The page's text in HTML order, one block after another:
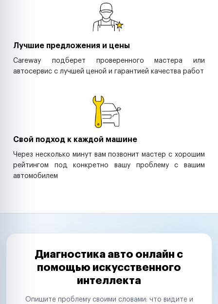
Лучшие предложения и цены
Careway подберет проверенного мастера или
автосервис с лучшей ценой и гарантией качества работ
Свой подход к каждой машине
Через несколько минут вам позвонит мастер с хорошим
рейтингом под конкретно вашу проблему с вашим
автомобилем
Диагностика авто онлайн с
помощью искусственного
интеллекта
Опишите проблему своими словами: что видите и